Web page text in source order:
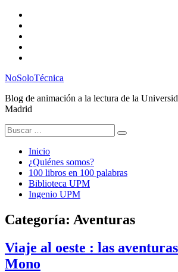
Saltar
contenido
NoSoloTécnica
Blog de animación a la lectura de la
Madrid
Buscar:
Inicio
¿Quiénes somos?
100 libros en 100 palabras
Biblioteca UPM
Ingenio UPM
Categoría: Aventuras
Viaje al oeste : las
Mono